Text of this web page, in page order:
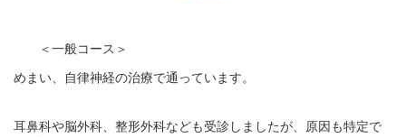
＜一般コース＞
めまい、自律神経の治療で通っています。
耳鼻科や脳外科、整形外科なども受診しましたが、原因も特定で